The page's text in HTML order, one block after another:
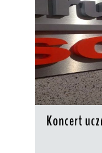
Koncert